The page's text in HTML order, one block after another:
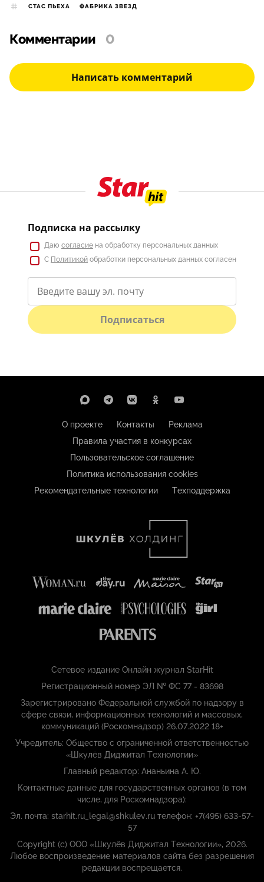
СТАС ПЬЕХА ФАБРИКА ЗВЕЗД
Комментарии 0
Написать комментарий
Подписка на рассылку
Даю согласие на обработку персональных данных
С Политикой обработки персональных данных согласен
Подписаться
О проекте Контакты
Реклама
Правила участия в конкурсах
Пользовательское соглашение
Политика использования cookies
Рекомендательные технологии
Техподдержка
Сетевое издание Онлайн журнал StarHit
Регистрационный номер ЭЛ № ФС 77 - 83698
Зарегистрировано Федеральной службой по надзору в
сфере связи, информационных технологий и массовых,
коммуникаций (Роскомнадзор) 26.07.2022 18+
Учредитель: Общество с ограниченной ответственностью
«Шкулёв Диджитал Технологии»
Главный редактор: Ананьина А. Ю.
Контактные данные для государственных органов (в том
числе, для Роскомнадзора):
Эл. почта: starhit.ru_legal@shkulev.ru телефон: +7(495) 633-57-
57
Copyright (с) ООО «Шкулёв Диджитал Технологии», 2026.
Любое воспроизведение материалов сайта без разрешения
редакции воспрещается.